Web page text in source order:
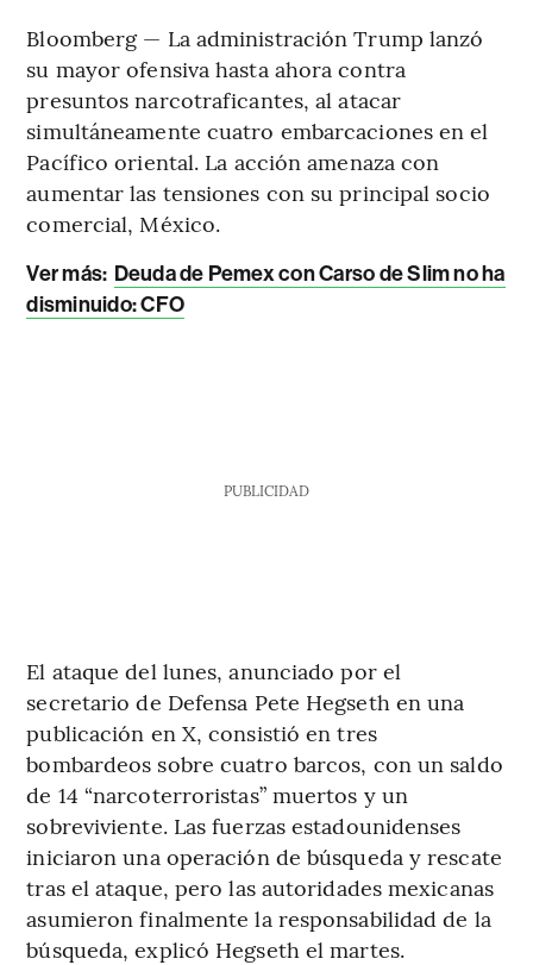
Bloomberg — La administración Trump lanzó
su mayor ofensiva hasta ahora contra
presuntos narcotraficantes, al atacar
simultáneamente cuatro embarcaciones en el
Pacífico oriental. La acción amenaza con
aumentar las tensiones con su principal socio
comercial, México.
Ver más: Deuda de Pemex con Carso de Slim no ha
disminuido: CFO
PUBLICIDAD
El ataque del lunes, anunciado por el
secretario de Defensa Pete Hegseth en una
publicación en X, consistió en tres
bombardeos sobre cuatro barcos, con un saldo
de 14 “narcoterroristas” muertos y un
sobreviviente. Las fuerzas estadounidenses
iniciaron una operación de búsqueda y rescate
tras el ataque, pero las autoridades mexicanas
asumieron finalmente la responsabilidad de la
búsqueda, explicó Hegseth el martes.